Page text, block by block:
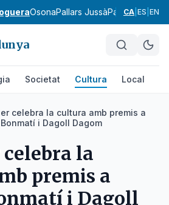
OsonaPallars JussàPallars Sobirà
CA ES EN
Societat Cultura Local
celebra la cultura amb premis a
i Dagoll Dagom
la
premis a
i Dagoll